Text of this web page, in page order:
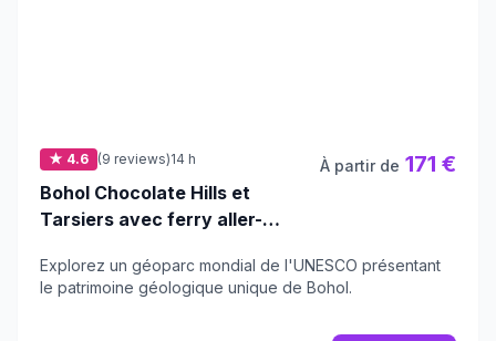
★ 4.6 (9 reviews)14 h
Bohol Chocolate Hills et
Tarsiers avec ferry aller-
À partir de 171 €
Explorez un géoparc mondial de l'UNESCO présentant
le patrimoine géologique unique de Bohol.